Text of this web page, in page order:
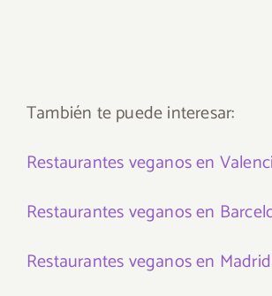
También te puede interesar:
Restaurantes veganos en
Restaurantes veganos en
Restaurantes veganos en Madrid